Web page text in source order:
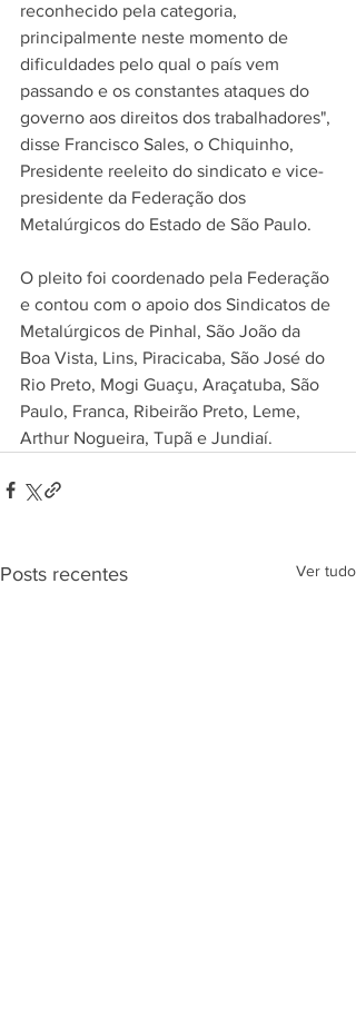
reconhecido pela categoria,
principalmente neste momento de
dificuldades pelo qual o país vem
passando e os constantes ataques do
governo aos direitos dos trabalhadores",
disse Francisco Sales, o Chiquinho,
Presidente reeleito do sindicato e vice-
presidente da Federação dos
Metalúrgicos do Estado de São Paulo.
O pleito foi coordenado pela Federação
e contou com o apoio dos Sindicatos de
Metalúrgicos de Pinhal, São João da
Boa Vista, Lins, Piracicaba, São José do
Rio Preto, Mogi Guaçu, Araçatuba, São
Paulo, Franca, Ribeirão Preto, Leme,
Arthur Nogueira, Tupã e Jundiaí.
Posts recentes Ver tudo